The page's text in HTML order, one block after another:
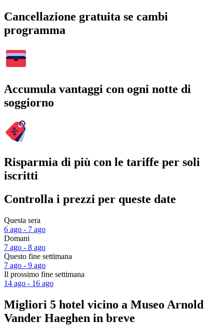
Cancellazione gratuita se cambi
programma
Accumula vantaggi con ogni notte di
soggiorno
Risparmia di più con le tariffe per soli
iscritti
Controlla i prezzi per queste date
Questa sera
6 ago - 7 ago
Domani
7 ago - 8 ago
Questo fine settimana
7 ago - 9 ago
Il prossimo fine settimana
14 ago - 16 ago
Migliori 5 hotel vicino a Museo Arnold
Vander Haeghen in breve